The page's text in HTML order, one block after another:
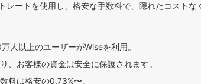
レートを使用し、格安な手数料で、隠れたコストな
人以上のユーザーがWiseを利用。
、お客様の資金は安全に保護されます。
料は格安の0.73%〜。